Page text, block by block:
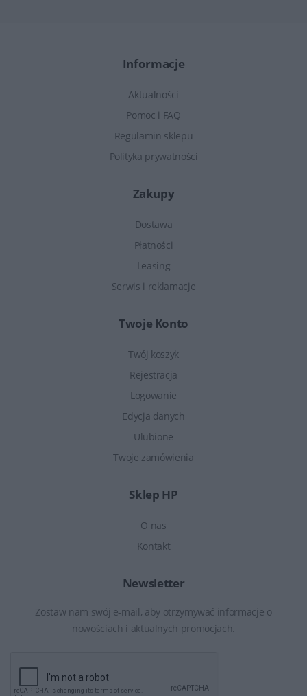
Informacje
Aktualności
Pomoc i FAQ
Regulamin sklepu
Polityka prywatności
Zakupy
Dostawa
Płatności
Leasing
Serwis i reklamacje
Twoje Konto
Twój koszyk
Rejestracja
Logowanie
Edycja danych
Ulubione
Twoje zamówienia
Sklep HP
O nas
Kontakt
Newsletter
Zostaw nam swój e-mail, aby otrzymywać informacje o
nowościach i aktualnych promocjach.